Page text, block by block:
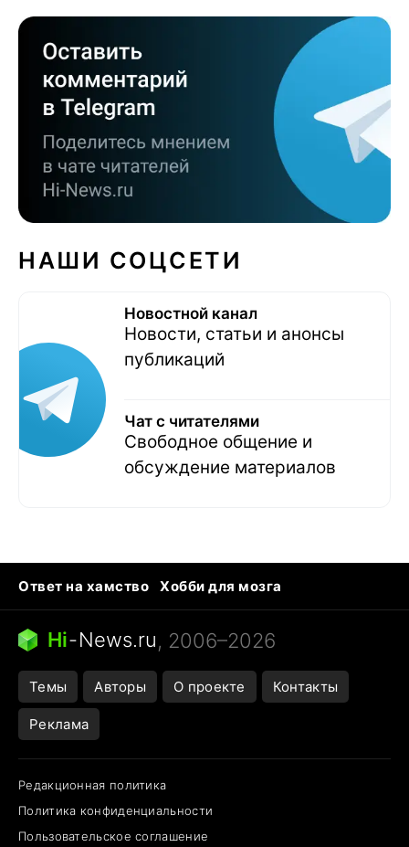
НАШИ СОЦСЕТИ
Новостной канал
Новости, статьи и анонсы
публикаций
Чат с читателями
Свободное общение и
обсуждение материалов
Ответ на хамство
Хобби для мозга
Бензин 100 и 95
Тунцы в океанариуме
Следующая пандемия
Hi-News.ru, 2006–2026
Темы Авторы О проекте Контакты
Реклама
Редакционная политика
Политика конфиденциальности
Пользовательское соглашение